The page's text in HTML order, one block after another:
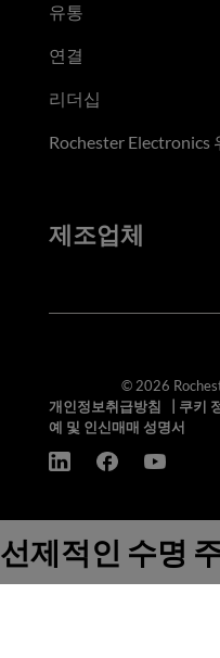
유통
연결
리더십
Rochester Electronics
제조업체
© 2026
개인정보취급방침
쿠키
예 및 인신매매 성명서
선제적인 수명